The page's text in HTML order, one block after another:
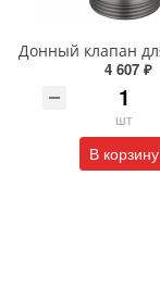
4 607 ₽
шт
В корзину